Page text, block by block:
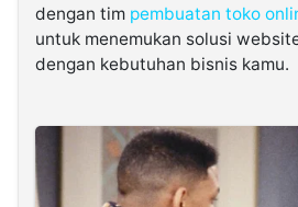
dengan tim pembuatan toko
untuk menemukan solusi
dengan kebutuhan bisnis kamu.